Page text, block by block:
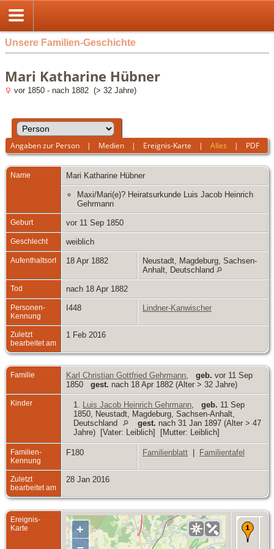
Unsere Familien-Geschichte
Mari Katharine Hübner
vor 1850 - nach 1882 (> 32 Jahre)
Angaben zur Person | Medien | Ereignis-Karte |Alles | PDF
Name Mari Katharine Hübner
Maxi/Mari(e)? Heiratsurkunde Luis Jacob Heinrich
Gehrmann
Geburt vor 11 Sep 1850
Geschlecht weiblich
Aufenthaltsort 18 Apr 1882
Neustadt, Magdeburg, Sachsen-
Anhalt, Deutschland
Tod nach 18 Apr 1882
Personen-
Kennung
I448 Lindner-Kanwischer
Zuletzt
bearbeitet am
1 Feb 2016
Familie Karl Christian Gottfried Gehrmann geb. vor 11 Sep
1850 gest. nach 18 Apr 1882 (Alter > 32 Jahre)
Kinder 1. Luis Jacob Heinrich Gehrmann geb. 11 Sep
1850, Neustadt, Magdeburg, Sachsen-Anhalt,
Deutschland
gest. nach 31 Jan 1897 (Alter > 47
Jahre) [Vater: Leiblich] [Mutter: Leiblich]
Familien-
Kennung
F180 Familienblatt | Familientafel
Zuletzt
bearbeitet am
28 Jan 2016
Ereignis-
Karte
+